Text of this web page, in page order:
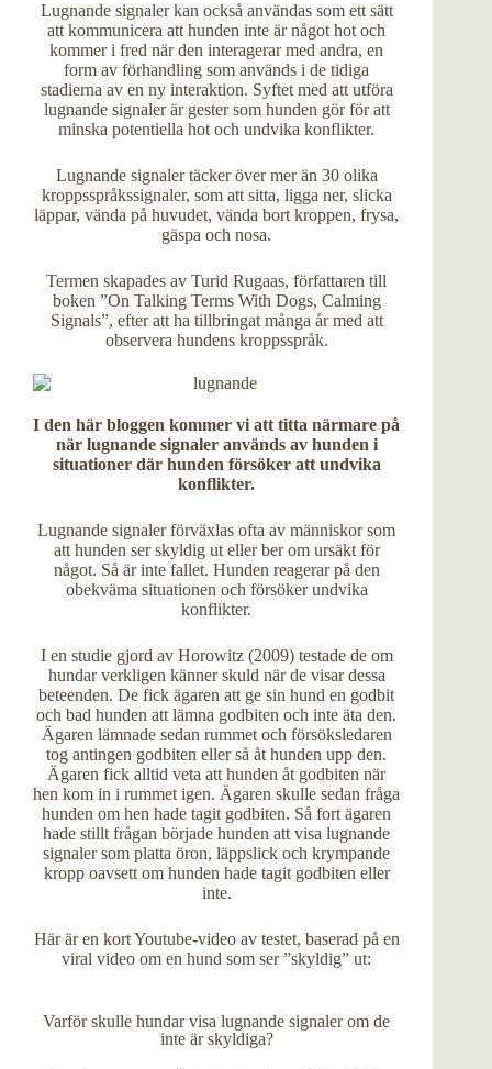
Lugnande signaler kan också användas som ett sätt
att kommunicera att hunden inte är något hot och
kommer i fred när den interagerar med andra, en
form av förhandling som används i de tidiga
stadierna av en ny interaktion. Syftet med att utföra
lugnande signaler är gester som hunden gör för att
minska potentiella hot och undvika konflikter.
Lugnande signaler täcker över mer än 30 olika
kroppsspråkssignaler, som att sitta, ligga ner, slicka
läppar, vända på huvudet, vända bort kroppen, frysa,
gäspa och nosa.
Termen skapades avTurid Rugaas, författaren till
boken ”On Talking Terms With Dogs, Calming
Signals”, efter att ha tillbringat många år med att
observera hundens kroppsspråk.
I den här bloggen kommer vi att titta närmare på
när lugnande signaler används av hunden i
situationer där hunden försöker att undvika
konflikter.
Lugnande signaler förväxlas ofta av människor som
att hunden ser skyldig ut eller ber om ursäkt för
något. Så är inte fallet. Hunden reagerar på den
obekväma situationen och försöker undvika
konflikter.
I en studie gjord av Horowitz (2009) testade de om
hundar verkligen känner skuld när de visar dessa
beteenden. De fick ägaren att ge sin hund en godbit
och bad hunden att lämna godbiten och inte äta den.
Ägaren lämnade sedan rummet och försöksledaren
tog antingen godbiten eller så åt hunden upp den.
Ägaren fick alltid veta att hunden åt godbiten när
hen kom in i rummet igen. Ägaren skulle sedan fråga
hunden om hen hade tagit godbiten. Så fort ägaren
hade stillt frågan började hunden att visa lugnande
signaler som platta öron, läppslick och krympande
kropp oavsett om hunden hade tagit godbiten eller
inte.
Här är en kort Youtube-video av testet, baserad på en
viral video om en hund som ser ”skyldig” ut:
Varför skulle hundar visa lugnande signaler om de
inte är skyldiga?